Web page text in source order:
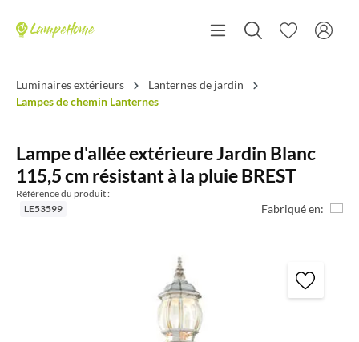
Luminaires extérieurs
Lanternes de jardin
Lampes de chemin Lanternes
Lampe d'allée extérieure Jardin Blanc
115,5 cm résistant à la pluie BREST
Référence du produit :
LE53599
Fabriqué en: